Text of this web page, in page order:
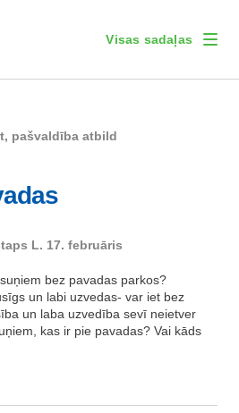
Visas sadaļas
pašvaldība atbild
L. 17. februāris
bez pavadas parkos?
un labi uzvedas- var iet bez
un laba uzvedība sevī neietver
kas ir pie pavadas? Vai kāds